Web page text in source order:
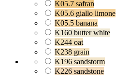
K05.7 safran
K05.6 giallo limone
K05.5 banana
K160 butter white
K244 oat
K238 grain
K196 sandstorm
K226 sandstone